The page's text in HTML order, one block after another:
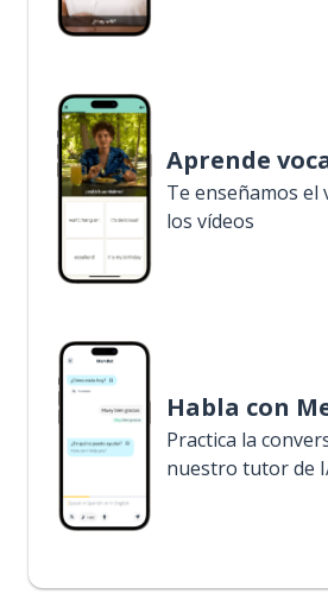
Aprende
Te enseñamos el
los vídeos
Habla con
Practica la
nuestro tutor de